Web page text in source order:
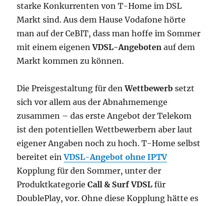
starke Konkurrenten von T-Home im DSL
Markt sind. Aus dem Hause Vodafone hörte
man auf der CeBIT, dass man hoffe im Sommer
mit einem eigenenVDSL-Angeboten auf dem
Markt kommen zu können.
Die Preisgestaltung für denWettbewerb setzt
sich vor allem aus der Abnahmemenge
zusammen – das erste Angebot der Telekom
ist den potentiellen Wettbewerbern aber laut
eigener Angaben noch zu hoch. T-Home selbst
bereitet einVDSL-Angebot ohne IPTV
Kopplung für den Sommer, unter der
ProduktkategorieCall & Surf VDSL für
DoublePlay, vor. Ohne diese Kopplung hätte es